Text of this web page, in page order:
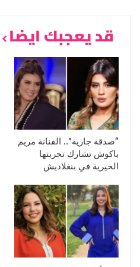
قد يعجبك ايضا
“صدقة جارية”.. الفنانة مريم
باكوش تشارك تجربتها
الخيرية في بنغلاديش